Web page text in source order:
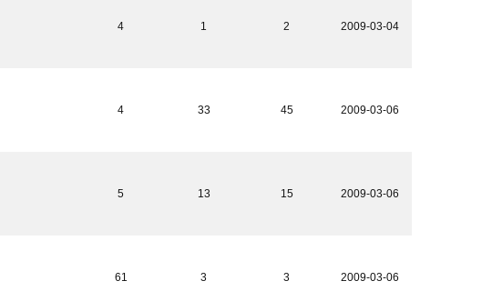
4
1 2 2009-03-04
4
33 45 2009-03-06
5
13 15 2009-03-06
61
3 3 2009-03-06